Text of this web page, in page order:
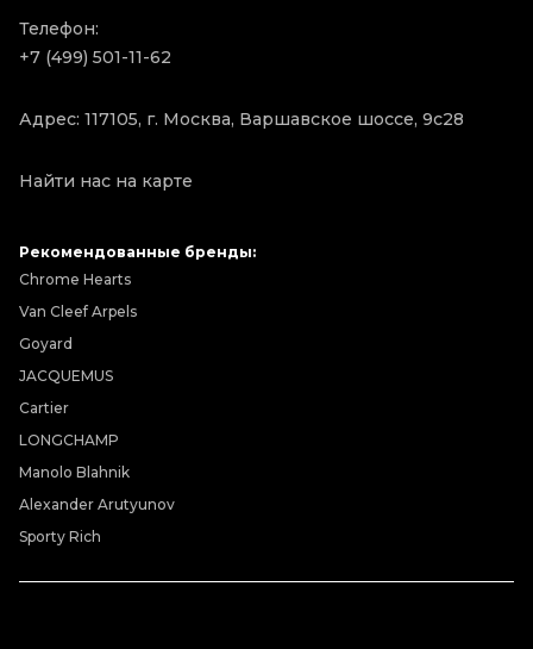
Телефон:
+7 (499) 501-11-62
Адрес: 117105, г. Москва, Варшавское шоссе, 9с28
Найти нас на карте
Рекомендованные бренды:
Chrome Hearts
Van Cleef Arpels
Goyard
JACQUEMUS
Cartier
LONGCHAMP
Manolo Blahnik
Alexander Arutyunov
Sporty Rich